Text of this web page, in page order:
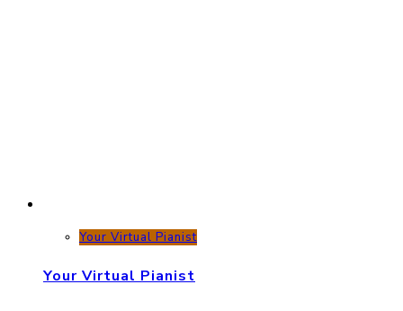
Your Virtual Pianist
Your Virtual Pianist